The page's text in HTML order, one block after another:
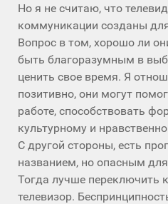
Но я не считаю, что
коммуникации созданы
Вопрос в том, хорошо ли
быть благоразумным в
ценить свое время. Я
позитивно, они могут
работе, способствовать
культурному и
С другой стороны, есть
названием, но опасным
Тогда лучше переключить
телевизор.